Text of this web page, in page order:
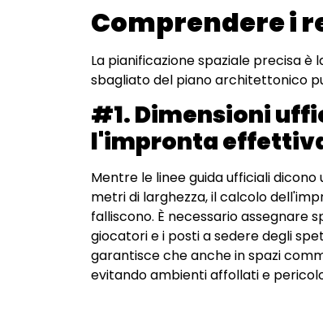
Comprendere i
La pianificazione spaziale precisa è
sbagliato del piano architettonico
#1. Dimensioni
l'impronta
Mentre le linee guida ufficiali
metri di larghezza, il calcolo
falliscono. È necessario assegnare
giocatori e i posti a sedere degli
garantisce che anche in spazi
evitando ambienti affollati e